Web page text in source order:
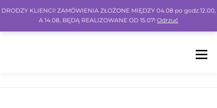
Menu
DRODZY KLIENCI! ZAMÓWIENIA ZŁOŻONE MIĘDZY 04.08 po godz.12.00,
A 14.08, BĘDĄ REALIZOWANE OD 15.07! Odrzuć